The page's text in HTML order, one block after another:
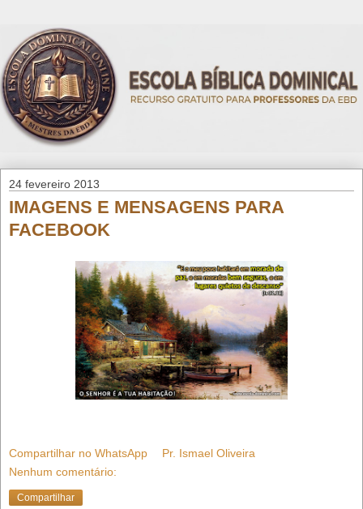
24 fevereiro 2013
IMAGENS E MENSAGENS PARA
FACEBOOK
Compartilhar no WhatsApp
Pr. Ismael Oliveira
Nenhum comentário:
Compartilhar